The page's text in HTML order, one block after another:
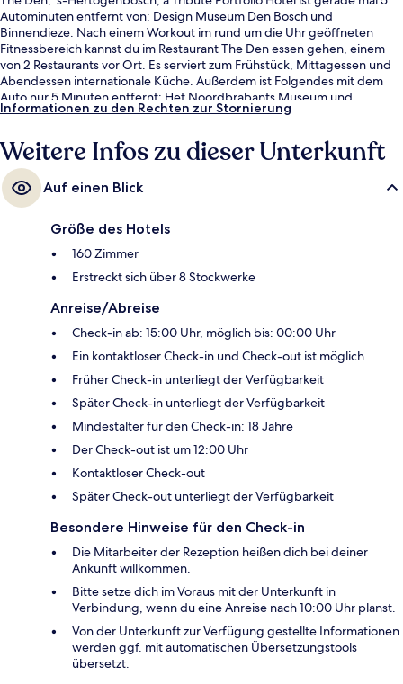
Autominuten entfernt von: Design Museum Den Bosch und
Binnendieze. Nach einem Workout im rund um die Uhr geöffneten
Fitnessbereich kannst du im Restaurant The Den essen gehen, einem
von 2 Restaurants vor Ort. Es serviert zum Frühstück, Mittagessen und
Abendessen internationale Küche. Außerdem ist Folgendes mit dem
Auto nur 5 Minuten entfernt: Het Noordbrabants Museum und
Nationalpark De Loonse und Drunense Duinen. Andere Reisende lieben
Informationen zu den Rechten zur Stornierung
Weitere Infos zu dieser Unterkunft
Auf einen Blick
Größe des Hotels
160 Zimmer
Erstreckt sich über 8 Stockwerke
Anreise/Abreise
Check-in ab: 15:00 Uhr, möglich bis: 00:00 Uhr
Ein kontaktloser Check-in und Check-out ist möglich
Früher Check-in unterliegt der Verfügbarkeit
Später Check-in unterliegt der Verfügbarkeit
Mindestalter für den Check-in: 18 Jahre
Der Check-out ist um 12:00 Uhr
Kontaktloser Check-out
Später Check-out unterliegt der Verfügbarkeit
Besondere Hinweise für den Check-in
Die Mitarbeiter der Rezeption heißen dich bei deiner
Ankunft willkommen.
Bitte setze dich im Voraus mit der Unterkunft in
Verbindung, wenn du eine Anreise nach 10:00 Uhr planst.
Von der Unterkunft zur Verfügung gestellte Informationen
werden ggf. mit automatischen Übersetzungstools
übersetzt.